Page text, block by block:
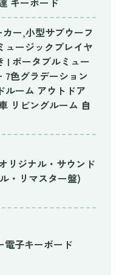
ー,小型サブウーフ
ュージックプレイヤ
| ポータブルミュー
7色グラデーション
ルーム アウトドア
リビングルーム 自
リジナル・サウンド
・リマスター盤)
電子キーボード